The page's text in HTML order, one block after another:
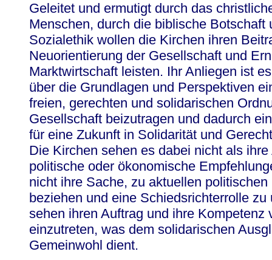
Geleitet und ermutigt durch das
Menschen, durch die biblische Botschaft
Sozialethik wollen die Kirchen ihren
Neuorientierung der Gesellschaft und
Marktwirtschaft leisten. Ihr Anliegen ist
über die Grundlagen und Perspektiven
freien, gerechten und solidarischen
Gesellschaft beizutragen und dadurch
für eine Zukunft in Solidarität und
Die Kirchen sehen es dabei nicht als
politische oder ökonomische
nicht ihre Sache, zu aktuellen
beziehen und eine Schiedsrichterrolle
sehen ihren Auftrag und ihre Kompetenz
einzutreten, was dem solidarischen
Gemeinwohl dient.